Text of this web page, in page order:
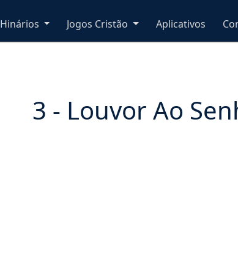
Hinários Jogos Cristão Aplicativos
3 - Louvor Ao